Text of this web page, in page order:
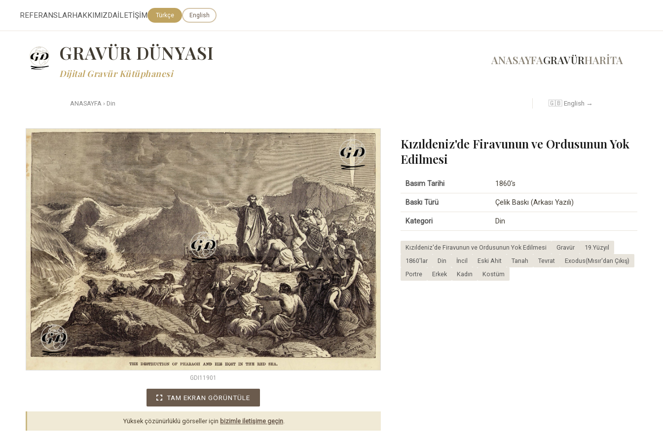
REFERANSLARHAKKIMIZDAİLETİŞİM Türkçe English
GRAVÜR DÜNYASI
Dijital Gravür Kütüphanesi
ANASAYFAGRAVÜRHARİTA
ANASAYFA › Din 🇬🇧 English →
GDI11901
TAM EKRAN GÖRÜNTÜLE
Yüksek çözünürlüklü görseller için bizimle iletişime geçin
Kızıldeniz'de Firavunun ve Ordusunun Yok
Edilmesi
Basım Tarihi 1860's
Baskı Türü Çelik Baskı (Arkası Yazılı)
Kategori Din
Kızıldeniz'de Firavunun ve Ordusunun Yok Edilmesi Gravür
19.Yüzyıl
1860'lar
Din İncil Eski Ahit Tanah Tevrat
Exodus(Mısır'dan Çıkış)
Portre
Erkek Kadın Kostüm